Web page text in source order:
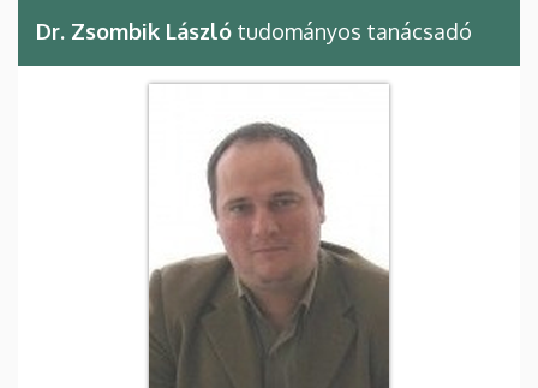
Dr. Zsombik László tudományos tanácsadó